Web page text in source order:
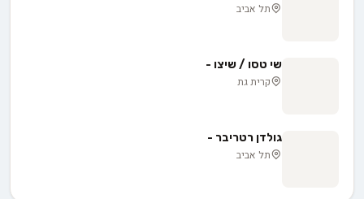
תל אביב
שי טסו / שיצו -
קרית גת
גולדן רטריבר -
תל אביב